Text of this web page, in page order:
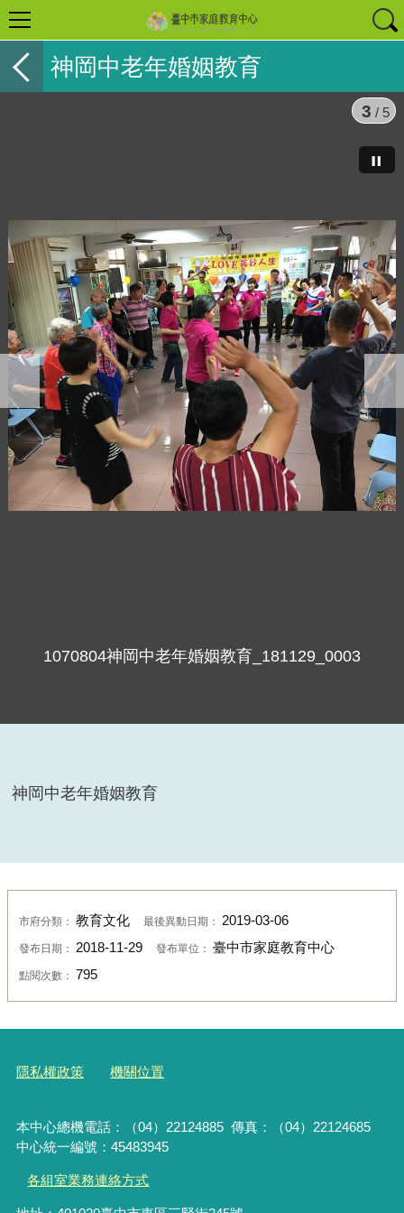
神岡中老年婚姻教育
1070804神岡中老年婚姻教育_181129_0003
3 / 5
神岡中老年婚姻教育
市府分類： 教育文化 最後異動日期： 2019-03-06
發布日期： 2018-11-29 發布單位： 臺中市家庭教育中心
點閱次數： 795
隱私權政策 機關位置
本中心總機電話：（04）22124885 傳真：（04）22124685
中心統一編號：45483945
各組室業務連絡方式